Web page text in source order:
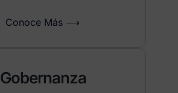
Conoce Más ⟶
Gobernanza